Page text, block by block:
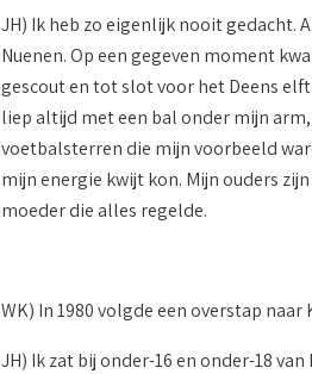
JH) Ik heb zo eigenlijk nooit gedacht.
Nuenen. Op een gegeven moment
gescout en tot slot voor het Deens
liep altijd met een bal onder mijn
voetbalsterren die mijn voorbeeld
mijn energie kwijt kon. Mijn ouders
moeder die alles regelde.
WK) In 1980 volgde een overstap
JH) Ik zat bij onder-16 en onder-18